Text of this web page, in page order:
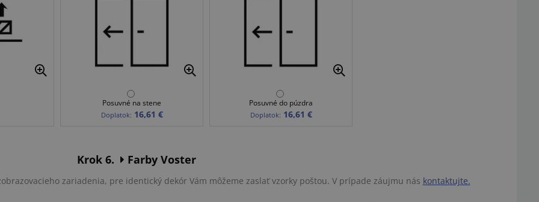
Posuvné na stene
Doplatok: 16,61 €
Posuvné do púzdra
Doplatok: 16,61 €
Krok 6. Farby Voster
zariadenia, pre identický dekór Vám môžeme zaslať vzorky poštou. V prípade záujmu nás kontaktujte.